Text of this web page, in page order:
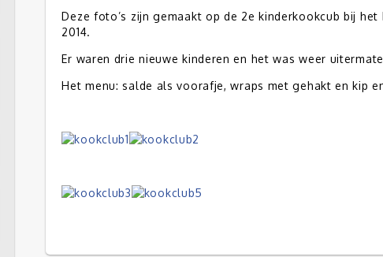
Deze foto’s zijn gemaakt op de 2e kinderkookcub bij het
2014.
Er waren drie nieuwe kinderen en het was weer
Het menu: salde als voorafje, wraps met gehakt en kip